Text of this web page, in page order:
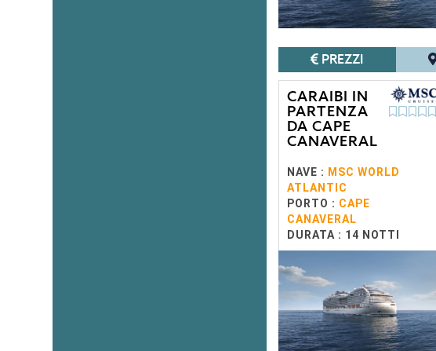
PREZZI
CARAIBI IN
PARTENZA
DA CAPE
CANAVERAL
NAVE : MSC WORLD
ATLANTIC
PORTO : CAPE
CANAVERAL
DURATA : 14 NOTTI